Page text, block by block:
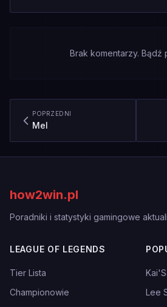
Brak komentarzy. Bądź
POPRZEDNI
Mel
how2win.pl
Poradniki i statystyki gamingowe
LEAGUE OF LEGENDS
Tier Lista
Championowie
Lee